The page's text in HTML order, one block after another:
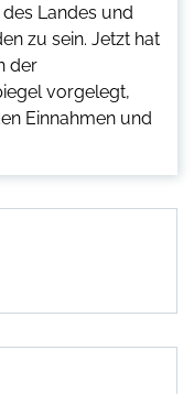
Landes und
zu sein. Jetzt hat
der
vorgelegt,
Einnahmen und